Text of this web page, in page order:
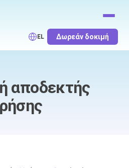
EL Δωρεάν δοκιμή
αποδεκτής